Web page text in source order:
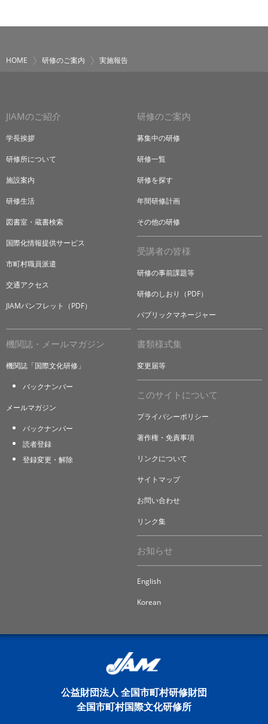
HOME 研修のご案内 実施報告
JIAMのご紹介
学長挨拶
研修所について
施設案内
研修生活
図書室・蔵書検索
国際化情報提供サービス
市町村職員派遣
交通アクセス
JIAMパンフレット（PDF）
研修のご案内
募集中の研修
研修一覧
研修を探す
年間研修計画
その他の研修
受講者の皆様
研修の事前課題等
研修のしおり（PDF）
パブリックマネージャー
機関誌・メールマガジン
機関誌「国際文化研修」
バックナンバー
メールマガジン
バックナンバー
読者登録
登録変更・解除
書類様式集
変更届等
このサイトについて
プライバシーポリシー
著作権・免責事項
リンクについて
サイトマップ
お問い合わせ
リンク集
お知らせ
English
Korean
公益財団法人 全国市町村研修財団
全国市町村国際文化研修所